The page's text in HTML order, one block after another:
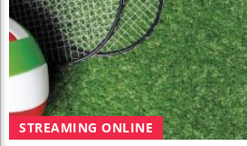
STREAMING ONLINE